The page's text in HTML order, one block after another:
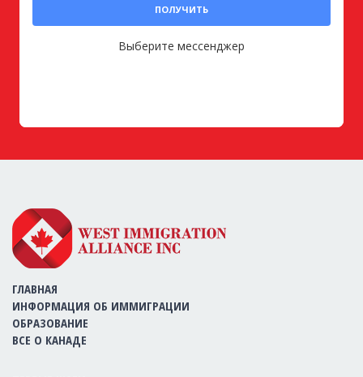
ПОЛУЧИТЬ
Выберите мессенджер
ГЛАВНАЯ
ИНФОРМАЦИЯ ОБ ИММИГРАЦИИ
ОБРАЗОВАНИЕ
ВСЕ О КАНАДЕ